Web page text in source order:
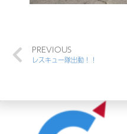
PREVIOUS
レスキュー隊出動！！